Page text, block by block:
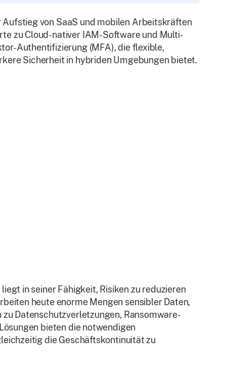
Aufstieg von SaaS und mobilen Arbeitskräften
zu Cloud-nativer IAM-Software und Multi-
Authentifizierung (MFA), die flexible,
Sicherheit in hybriden Umgebungen bietet.
in seiner Fähigkeit, Risiken zu reduzieren
heute enorme Mengen sensibler Daten,
Datenschutzverletzungen, Ransomware-
bieten die notwendigen
die Geschäftskontinuität zu